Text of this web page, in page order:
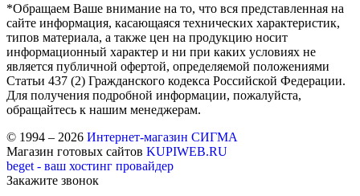
*Обращаем Ваше внимание на то, что вся представленная на
сайте информация, касающаяся технических характеристик,
типов материала, а также цен на продукцию носит
информационный характер и ни при каких условиях не
является публичной офертой, определяемой положениями
Статьи 437 (2) Гражданского кодекса Российской Федерации.
Для получения подробной информации, пожалуйста,
обращайтесь к нашим менеджерам.
© 1994 – 2026 Интернет-магазин СИГМА
Магазин готовых сайтов KUPIWEB.RU
beget - ваш хостинг провайдер
Закажите звонок